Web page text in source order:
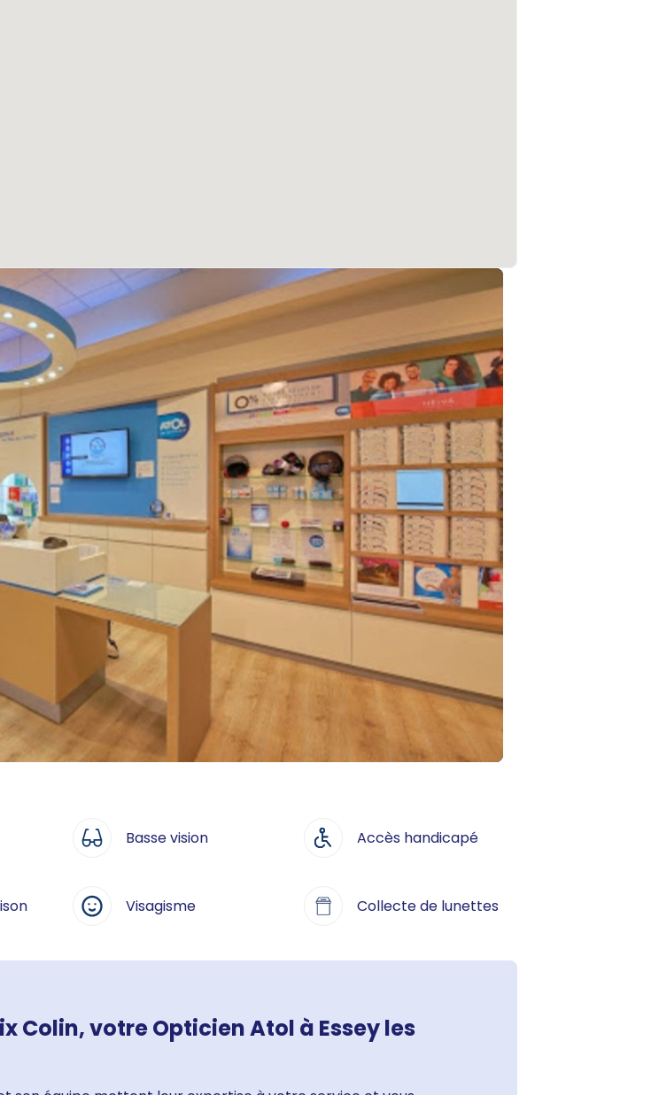
Basse vision Accès handicapé
Visagisme Collecte de lunettes
Colin, votre Opticien Atol à Essey les